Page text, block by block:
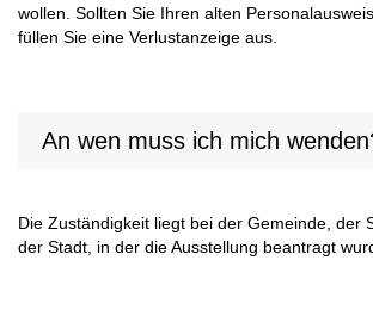
wollen. Sollten Sie Ihren alten
füllen Sie eine Verlustanzeige aus.
An wen muss ich mich
Die Zuständigkeit liegt bei der Gemeinde, der
der Stadt, in der die Ausstellung beantragt